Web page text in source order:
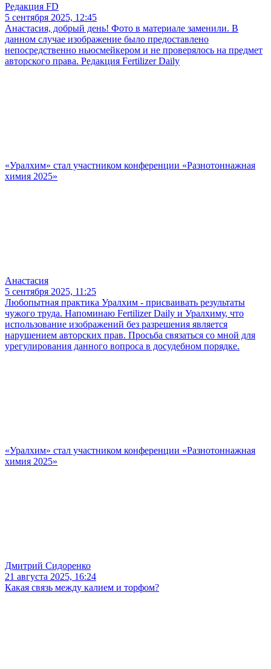
Редакция FD
5 сентября 2025, 12:45
Анастасия, добрый день! Фото в материале заменили. В
данном случае изображение было предоставлено
непосредственно ньюсмейкером и не проверялось на предмет
авторского права. Редакция Fertilizer Daily
«Уралхим» стал участником конференции «Разнотоннажная
химия 2025»
Анастасия
5 сентября 2025, 11:25
Любопытная практика Уралхим - присваивать результаты
чужого труда. Напоминаю Fertilizer Daily и Уралхиму, что
использование изображений без разрешения является
нарушением авторских прав. Просьба связаться со мной для
урегулирования данного вопроса в досудебном порядке.
«Уралхим» стал участником конференции «Разнотоннажная
химия 2025»
Дмитрий Сидоренко
21 августа 2025, 16:24
Какая связь между калием и торфом?